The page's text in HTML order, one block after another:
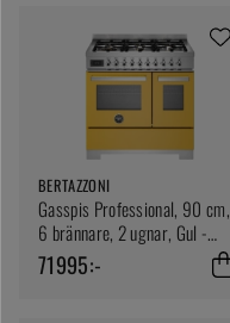
BERTAZZONI
Gasspis Professional, 90 cm,
6 brännare, 2 ugnar, Gul -
Bertazzoni
71995:-